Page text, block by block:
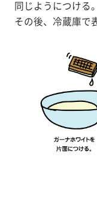
同じようにつける。
その後、冷蔵庫で